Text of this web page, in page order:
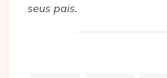
seus pais.